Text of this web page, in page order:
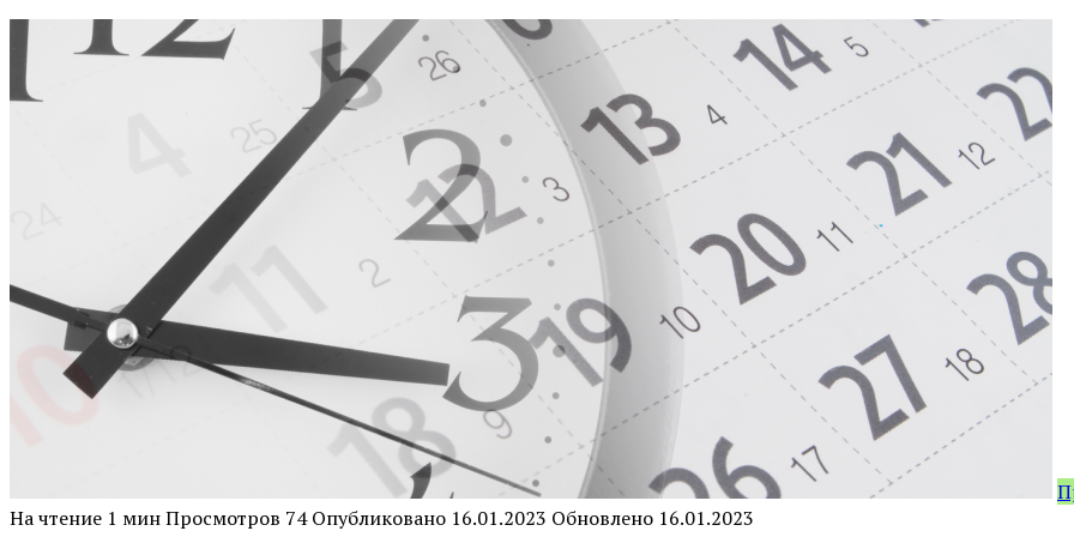
На чтение 1 минПросмотров 74 Опубликовано 16.01.2023 Обновлено 16.01.2023